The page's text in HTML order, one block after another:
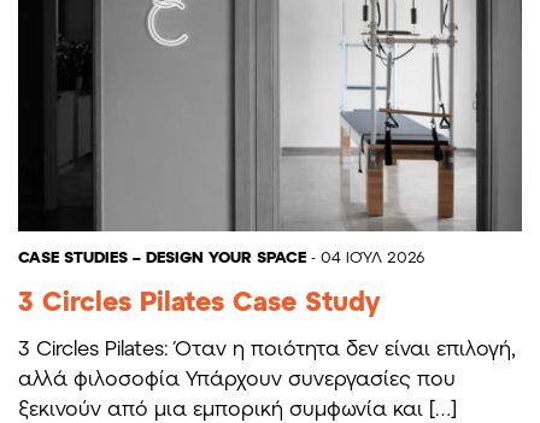
CASE STUDIES – DESIGN YOUR SPACE - 04 ΙΟΎΛ 2026
3 Circles Pilates Case Study
3 Circles Pilates: Όταν η ποιότητα δεν είναι επιλογή,
αλλά φιλοσοφία Υπάρχουν συνεργασίες που
ξεκινούν από μια εμπορική συμφωνία και […]